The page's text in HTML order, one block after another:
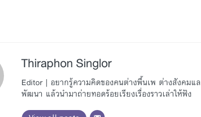
Thiraphon Singlor
Editor | อยากรู้ความคิดของคนต่างพื้นเพ ต่างสังคมแ
พัฒนา แล้วนำมาถ่ายทอดร้อยเรียงเรื่องราวเล่าให้ฟัง